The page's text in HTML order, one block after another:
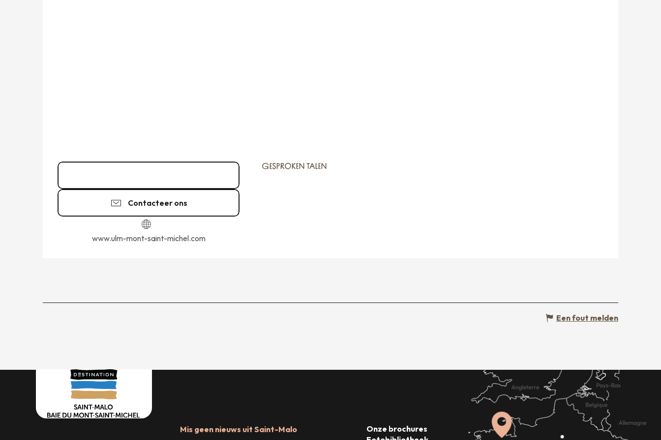
Contacteer ons
www.ulm-mont-saint-michel.com
GESPROKEN TALEN
GESPROKEN TALEN
Een fout melden
Mis geen nieuws uit Saint-Malo
Onze brochures